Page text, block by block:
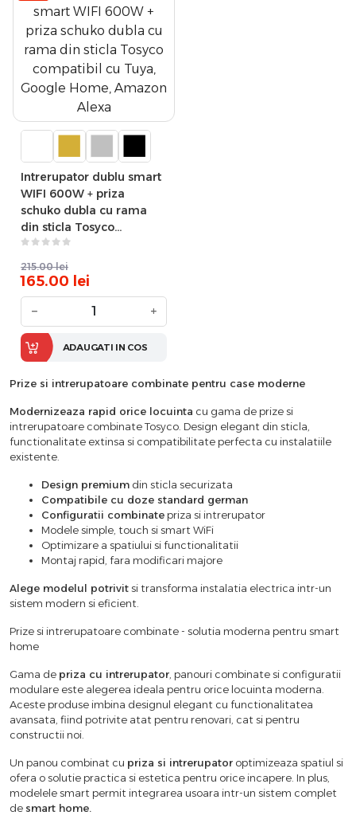
Intrerupator dublu smart
WIFI 600W + priza
schuko dubla cu rama
din sticla Tosyco
compatibil cu Tuya,
Google Home, Amazon
Alexa
215.00 lei
165.00 lei
− +
ADAUGATI IN COS
Prize si intrerupatoare combinate pentru case moderne
Modernizeaza rapid orice locuinta cu gama de prize si
intrerupatoare combinate Tosyco. Design elegant din sticla,
functionalitate extinsa si compatibilitate perfecta cu instalatiile
existente.
Design premium din sticla securizata
Compatibile cu doze standard german
Configuratii combinate priza si intrerupator
Modele simple, touch si smart WiFi
Optimizare a spatiului si functionalitatii
Montaj rapid, fara modificari majore
Alege modelul potrivitsi transforma instalatia electrica intr-un
sistem modern si eficient.
Prize si intrerupatoare combinate - solutia moderna pentru smart
home
Gama de priza cu intrerupator , panouri combinate si configuratii
modulare este alegerea ideala pentru orice locuinta moderna.
Aceste produse imbina designul elegant cu functionalitatea
avansata, fiind potrivite atat pentru renovari, cat si pentru
constructii noi.
Un panou combinat cu priza si intrerupator optimizeaza spatiul si
ofera o solutie practica si estetica pentru orice incapere. In plus,
modelele smart permit integrarea usoara intr-un sistem complet
desmart home.